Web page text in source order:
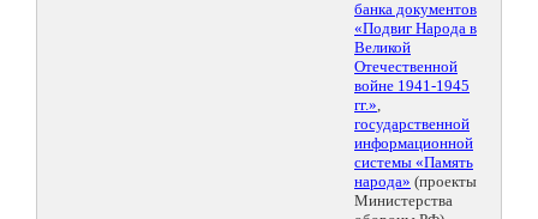
банка документов
«Подвиг Народа в
Великой
Отечественной
войне 1941-1945
гг.»,
государственной
информационной
системы «Память
народа» (проекты
Министерства